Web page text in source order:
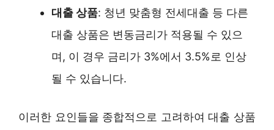
대출 상품: 청년 맞춤형 전세대출 등 다른
대출 상품은 변동금리가 적용될 수 있으
며, 이 경우 금리가 3%에서 3.5%로 인상
될 수 있습니다.
이러한 요인들을 종합적으로 고려하여 대출 상품